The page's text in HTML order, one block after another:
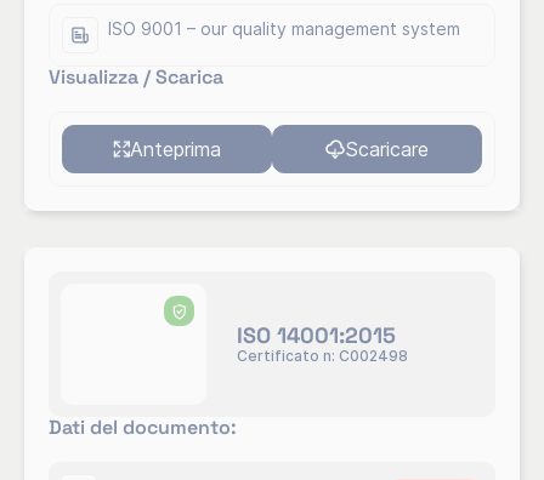
ISO 9001 – our quality management system
Visualizza / Scarica
Anteprima Scaricare
ISO 14001:2015
Certificato n: C002498
Dati del documento: